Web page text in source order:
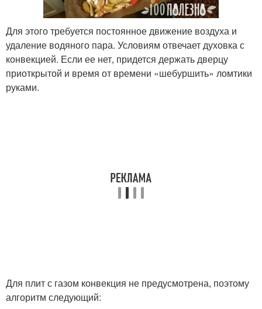
Для этого требуется постоянное движение воздуха и
удаление водяного пара. Условиям отвечает духовка с
конвекцией. Если ее нет, придется держать дверцу
приоткрытой и время от времени «шебуршить» ломтики
руками.
Для плит с газом конвекция не предусмотрена, поэтому
алгоритм следующий: